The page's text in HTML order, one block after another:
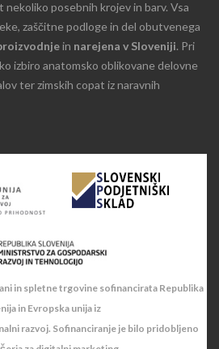
nekoliko posebnih krojev in barv. Vsa
zaščitne podloge in del obutvenega
in narejena v Sloveniji. Pri
izbiro anatomsko oblikovane delovne
ter zimskih copat iz naravnih
in spletne trgovine sofinancirata Republika
in Evropska unija iz
razvoj. Sofinanciranje je bilo pridobljeno